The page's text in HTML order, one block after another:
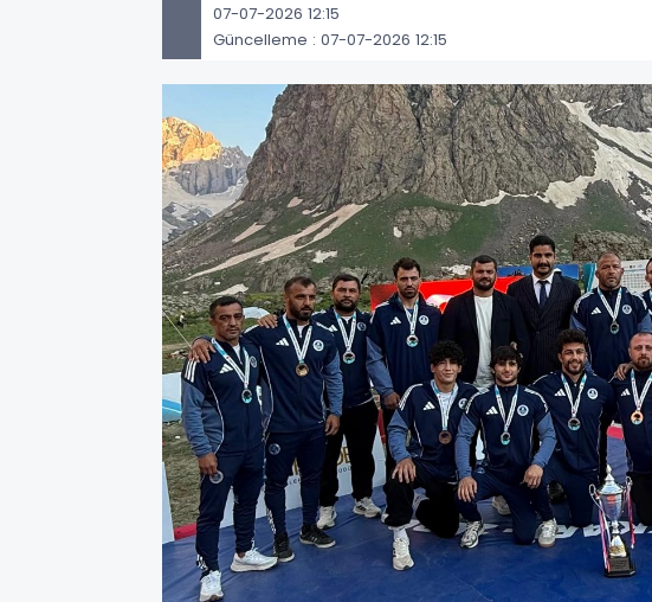
07-07-2026 12:15
Güncelleme : 07-07-2026 12:15